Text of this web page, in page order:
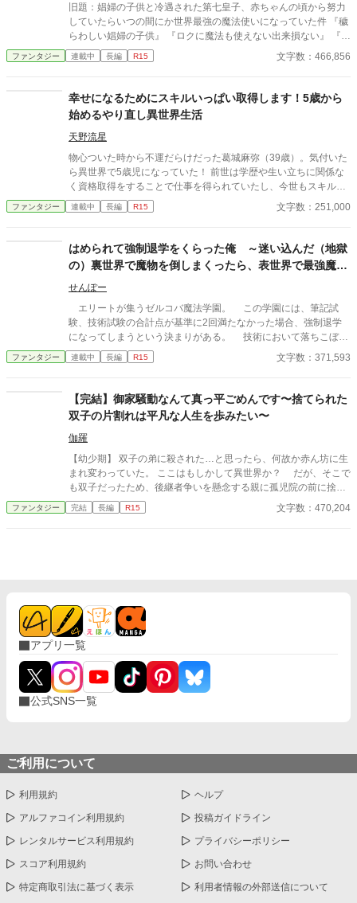
旧題：娼婦の子供と冷遇された第七皇子、赤ちゃんの頃から努力
していたらいつの間にか世界最強の魔法使いになっていた件 『穢
らわしい娼婦の子供』 『ロクに魔法も使えない出来損ない』 『皇
帝になれない無能皇子』 皇帝ガレスと娼婦ソーニャの間に生まれ
た第七皇子ルクスは、魔力が少ないからという理由で無能皇子と
自分と母親の身を守るために、ルクスは魔法を極めることに。 毎
日人知れず死に物狂いの努力を続けた結果、ルクスの体内魔力量
は拡張されていき、魔法の威力もどんどん向上していき…… 『な
んだあの威力の魔法は…？』 『モンスターの群れをたった一人で
壊滅させただと…？』 『どうやってあの年齢であの強さを手に入
れたんだ…？』 『あいつを無能皇子と呼んだ奴はとんだ大間抜け
だ…』 そして気がつけば周囲を畏怖させてしまうほどの魔法使い
の逸材へと成長していたのだった。
ファンタジー 連載中 長編 R15 文字数：466,856
幸せになるためにスキルいっぱい取得します！5歳から
始めるやり直し異世界生活
天野流星
物心ついた時から不運だらけだった葛城麻弥（39歳）。気付いた
ら異世界で5歳児になっていた！ 前世は学歴や生い立ちに関係な
く資格取得をすることで仕事を得られていたし、今世もスキルい
っぱい取得して、今度こそ幸せな人生を送ってみせる！ テイマー
として、モフモフ家族を増やしたり、前世の知識で商品を開発し
ちに、次々とスキルが増えていく！？ 努力を惜しまないマヤが素
敵な人達に愛されながら、見守られながら、一流冒険者になって
いく。 不運だらけのOLが、5歳から始める幸せな異世界やり直し
人生。
ファンタジー 連載中 長編 R15 文字数：251,000
はめられて強制退学をくらった俺 ～迷い込んだ（地獄
の）裏世界で魔物を倒しまくったら、表世界で最強魔導
士になっていました～
せんぽー
エリートが集うゼルコバ魔法学園。 この学園には、筆記試
験、技術試験の合計点が基準に2回満たなかった場合、強制退学
になってしまうという決まりがある。 技術において落ちこぼれ
のネルは、筆記試験でなんとか点数を取り、高等部まで進学して
いた。 しかし、高等部に上がって初めての期末テスト。ネルの
っていたか知っていますか？ 私特製の『特定記憶抹消薬』が入
っていたんですよ？ お気づきになりませんでした？」 義妹に
はめられ裏切られ、強制退学をくらってしまい、学園を追い出さ
れたネル。 彼はトランク1つ手に持ち、フラフラと街を歩いて
いると、ある女性から宝石を渡される。彼はそれを手にすると、
気を失ってしまった。目を覚ますと広がっていたのは、見知らぬ
地。赤い空、不気味な森があった。 「ここは………裏世界？」
裏世界。世間では幻とされる世界。 そこへ行くには、自身
のレベルを8000にするか、魔石オラクルを使い、大量の魔力を注
ファンタジー 連載中 長編 R15 文字数：371,593
【完結】御家騒動なんて真っ平ごめんです〜捨てられた
双子の片割れは平凡な人生を歩みたい〜
伽羅
【幼少期】 双子の弟に殺された…と思ったら、何故か赤ん坊に生
まれ変わっていた。 ここはもしかして異世界か？ だが、そこで
も双子だったため、後継者争いを懸念する親に孤児院の前に捨て
られてしまう。 ようやく里親が見つかり、平和に暮らせると思っ
ていたが…。 【学院期】 学院に通い出すとそこには双子の片割れ
ファンタジー 完結 長編 R15 文字数：470,204
アプリ一覧
公式SNS一覧
ご利用について
利用規約 ヘルプ
アルファコイン利用規約 投稿ガイドライン
レンタルサービス利用規約 プライバシーポリシー
スコア利用規約 お問い合わせ
特定商取引法に基づく表示 利用者情報の外部送信について